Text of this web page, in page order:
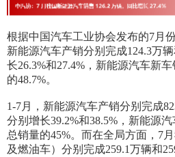
根据中国汽车工业协会发布的7月
新能源汽车产销分别完成124.3万
长26.3%和27.4%，新能源汽车新
的48.7%。
1-7月，新能源汽车产销分别完成
分别增长39.2%和38.5%，新能源
总销量的45%。而在全局方面，7
及燃油车）分别完成259.1万辆和